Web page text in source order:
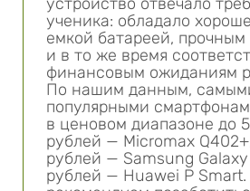
ученика: обладало
емкой батареей, прочным
и в то же время
финансовым ожиданиям
По нашим данным,
популярными
в ценовом диапазоне до
рублей — Micromax
рублей — Samsung
рублей — Huawei P